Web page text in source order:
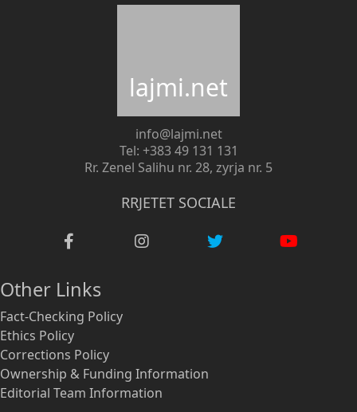
lajmi.net
info@lajmi.net
Tel: +383 49 131 131
Rr. Zenel Salihu nr. 28, zyrja nr. 5
RRJETET SOCIALE
Other Links
Fact-Checking Policy
Ethics Policy
Corrections Policy
Ownership & Funding Information
Editorial Team Information